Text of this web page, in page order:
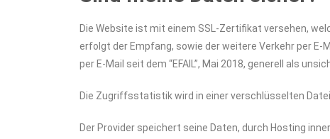
Die Website ist mit einem SSL-Zertifikat versehen,
erfolgt der Empfang, sowie der weitere Verkehr per
per E-Mail seit dem “EFAIL”, Mai 2018, generell als
Die Zugriffsstatistik wird in einer verschlüsselten
Der Provider speichert seine Daten, durch Hosting